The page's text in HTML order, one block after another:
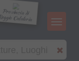
Provincia di
Reggio Calabria